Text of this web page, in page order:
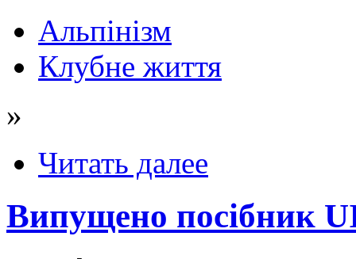
Альпінізм
Клубне життя
»
Читать далее
Випущено посібник